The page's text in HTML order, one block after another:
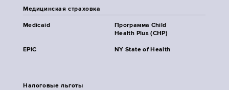
Медицинская страховка
Medicaid
Программа Child
Health Plus (CHP)
EPIC NY State of Health
Налоговые льготы